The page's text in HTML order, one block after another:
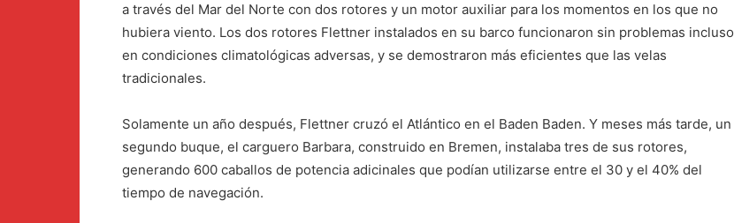
a través del Mar del Norte con dos rotores y un motor auxiliar para los momentos en los que no
hubiera viento. Los dos rotores Flettner instalados en su barco funcionaron sin problemas incluso
en condiciones climatológicas adversas, y se demostraron más eficientes que las velas
tradicionales.
Solamente un año después, Flettner cruzó el Atlántico en el Baden Baden. Y meses más tarde, un
segundo buque, el carguero Barbara, construido en Bremen, instalaba tres de sus rotores,
generando 600 caballos de potencia adicinales que podían utilizarse entre el 30 y el 40% del
tiempo de navegación.